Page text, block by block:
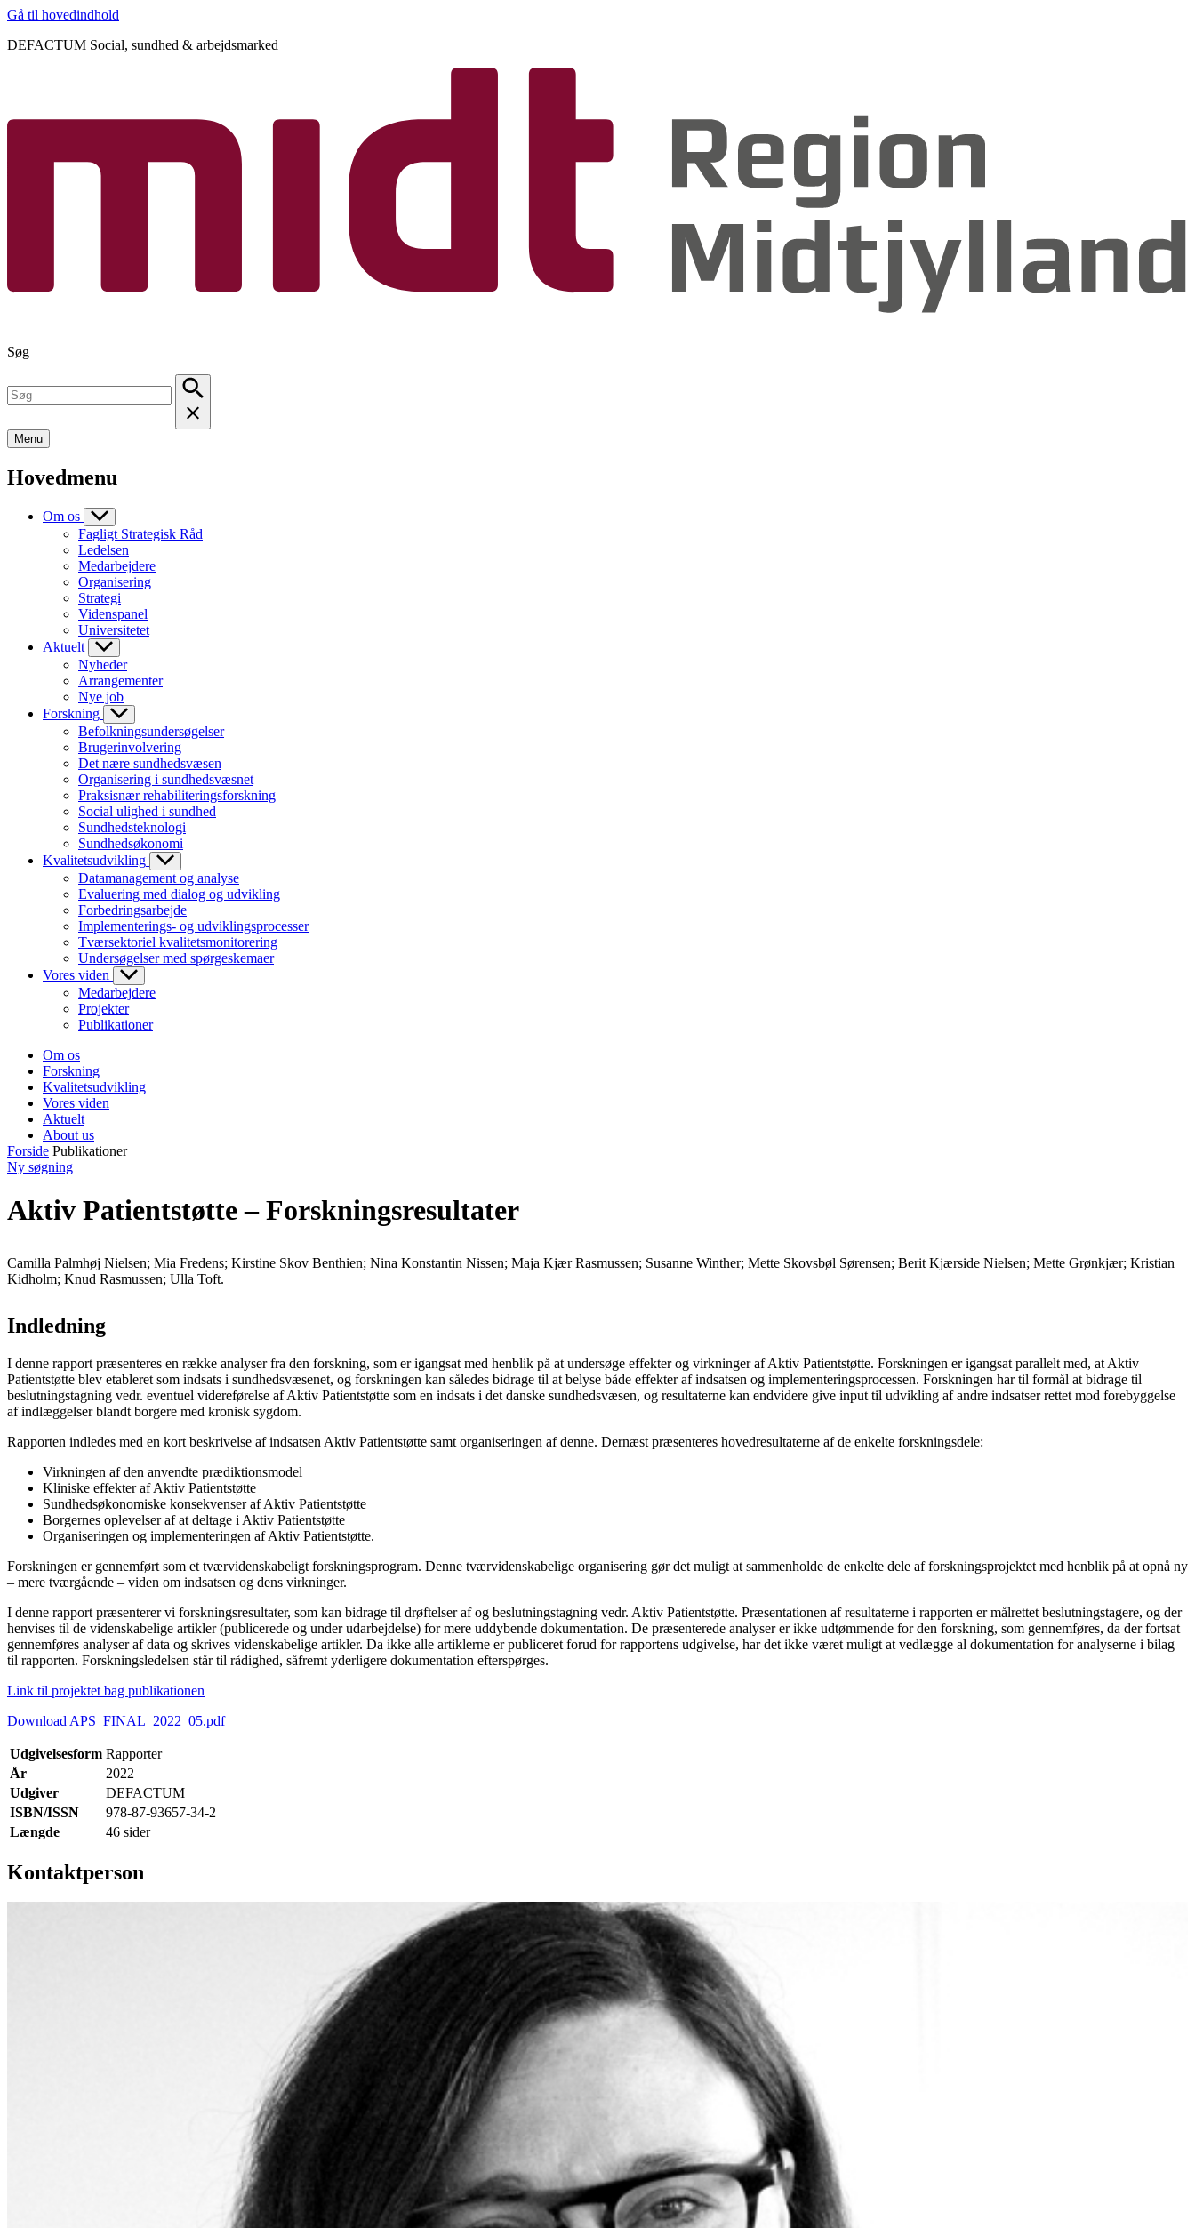
Gå til hovedindhold
DEFACTUM Social, sundhed & arbejdsmarked
Søg
Menu
Hovedmenu
Om os
Fagligt Strategisk Råd
Ledelsen
Medarbejdere
Organisering
Strategi
Videnspanel
Universitetet
Aktuelt
Nyheder
Arrangementer
Nye job
Forskning
Befolkningsundersøgelser
Brugerinvolvering
Det nære sundhedsvæsen
Organisering i sundhedsvæsnet
Praksisnær rehabiliteringsforskning
Social ulighed i sundhed
Sundhedsteknologi
Sundhedsøkonomi
Kvalitetsudvikling
Datamanagement og analyse
Evaluering med dialog og udvikling
Forbedringsarbejde
Implementerings- og udviklingsprocesser
Tværsektoriel kvalitetsmonitorering
Undersøgelser med spørgeskemaer
Vores viden
Medarbejdere
Projekter
Publikationer
Om os
Forskning
Kvalitetsudvikling
Vores viden
Aktuelt
About us
Forside Publikationer
Ny søgning
Aktiv Patientstøtte – Forskningsresultater
Camilla Palmhøj Nielsen; Mia Fredens; Kirstine Skov Benthien; Nina Konstantin Nissen; Maja Kjær Rasmussen; Susanne Winther; Mette Skovsbøl Sørensen; Berit Kjærside Nielsen; Mette Grønkjær; Kristian
Kidholm; Knud Rasmussen; Ulla Toft.
Indledning
I denne rapport præsenteres en række analyser fra den forskning, som er igangsat med henblik på at undersøge effekter og virkninger af Aktiv Patientstøtte. Forskningen er igangsat parallelt med, at Aktiv
Patientstøtte blev etableret som indsats i sundhedsvæsenet, og forskningen kan således bidrage til at belyse både effekter af indsatsen og implementeringsprocessen. Forskningen har til formål at bidrage til
beslutningstagning vedr. eventuel videreførelse af Aktiv Patientstøtte som en indsats i det danske sundhedsvæsen, og resultaterne kan endvidere give input til udvikling af andre indsatser rettet mod forebyggelse
af indlæggelser blandt borgere med kronisk sygdom.
Rapporten indledes med en kort beskrivelse af indsatsen Aktiv Patientstøtte samt organiseringen af denne. Dernæst præsenteres hovedresultaterne af de enkelte forskningsdele:
Virkningen af den anvendte prædiktionsmodel
Kliniske effekter af Aktiv Patientstøtte
Sundhedsøkonomiske konsekvenser af Aktiv Patientstøtte
Borgernes oplevelser af at deltage i Aktiv Patientstøtte
Organiseringen og implementeringen af Aktiv Patientstøtte.
Forskningen er gennemført som et tværvidenskabeligt forskningsprogram. Denne tværvidenskabelige organisering gør det muligt at sammenholde de enkelte dele af forskningsprojektet med henblik på at opnå ny
– mere tværgående – viden om indsatsen og dens virkninger.
I denne rapport præsenterer vi forskningsresultater, som kan bidrage til drøftelser af og beslutningstagning vedr. Aktiv Patientstøtte. Præsentationen af resultaterne i rapporten er målrettet beslutningstagere, og der
henvises til de videnskabelige artikler (publicerede og under udarbejdelse) for mere uddybende dokumentation. De præsenterede analyser er ikke udtømmende for den forskning, som gennemføres, da der fortsat
gennemføres analyser af data og skrives videnskabelige artikler. Da ikke alle artiklerne er publiceret forud for rapportens udgivelse, har det ikke været muligt at vedlægge al dokumentation for analyserne i bilag
til rapporten. Forskningsledelsen står til rådighed, såfremt yderligere dokumentation efterspørges.
Link til projektet bag publikationen
Download APS_FINAL_2022_05.pdf
Udgivelsesform Rapporter
År
2022
Udgiver
DEFACTUM
ISBN/ISSN
978-87-93657-34-2
Længde
46 sider
Kontaktperson